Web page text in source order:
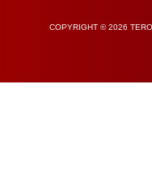
COPYRIGHT © 2026